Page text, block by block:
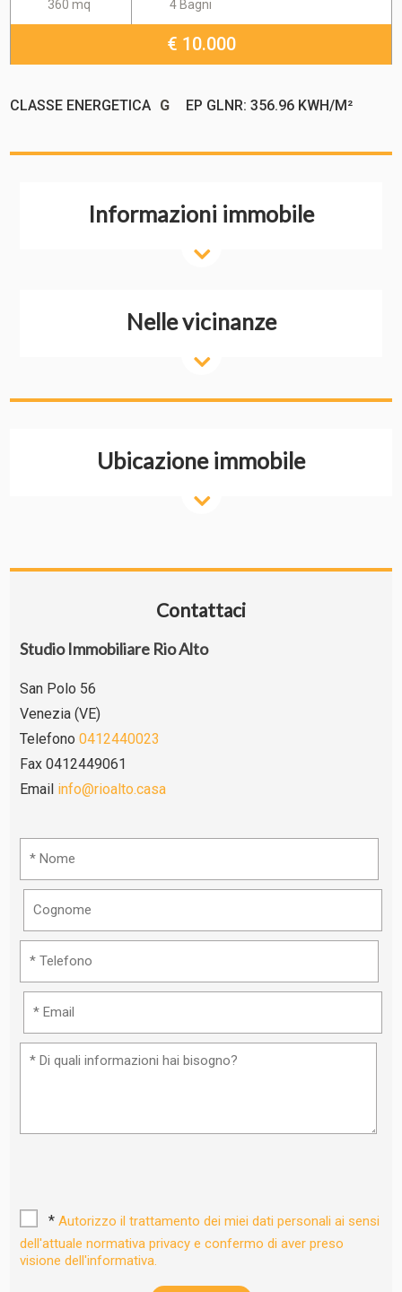
360 mq 4 Bagni
€ 10.000
CLASSE ENERGETICA G EP GLNR: 356.96 KWH/M²
Informazioni immobile
Nelle vicinanze
Ubicazione immobile
Contattaci
Studio Immobiliare Rio Alto
San Polo 56
Venezia (VE)
Telefono 0412440023
Fax 0412449061
Email info@rioalto.casa
* Autorizzo il trattamento dei miei dati personali ai sensi
dell'attuale normativa privacy e confermo di aver preso
visione dell'informativa.